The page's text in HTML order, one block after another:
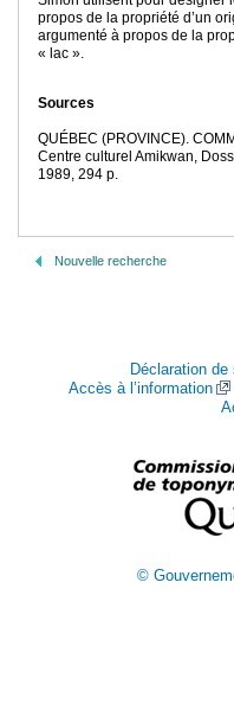
propos de la propriété d’un
argumenté à propos de la
« lac ».
Sources
QUÉBEC (PROVINCE).
Centre culturel Amikwan,
1989, 294 p.
Nouvelle recherche
Déclaration
Accès à l’information
©